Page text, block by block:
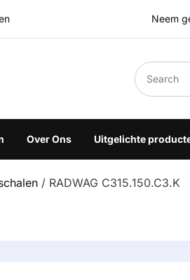
Neem
& Industriële
Over Ons Uitgelichte
/ RADWAG C315.150.C3.K